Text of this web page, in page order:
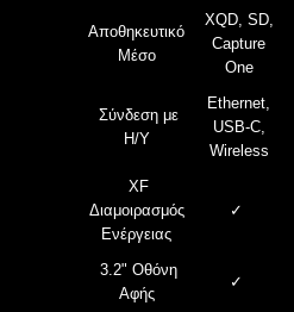
Αποθηκευτικό
Μέσο
XQD, SD,
Capture
One
Σύνδεση με
Η/Υ
Ethernet,
USB-C,
Wireless
XF
Διαμοιρασμός
Ενέργειας
✓
3.2" Οθόνη
Αφής
✓